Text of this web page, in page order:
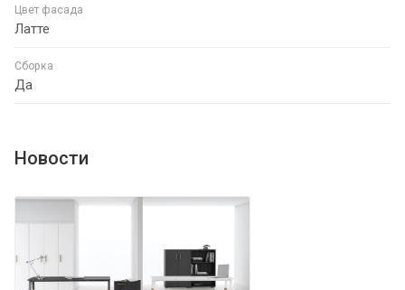
Цвет фасада
Латте
Сборка
Да
Новости